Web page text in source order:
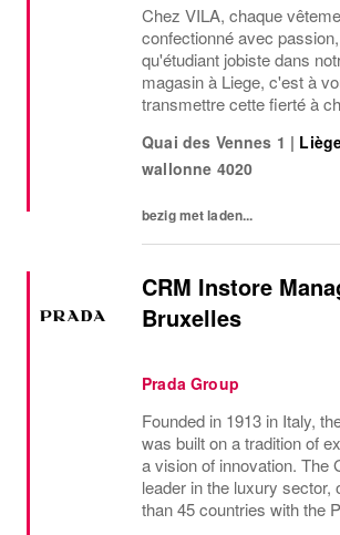
Chez VILA, chaque
confectionné avec
qu'étudiant jobiste dans
magasin à Liege, c'est à
transmettre cette fierté à
cours et, grâce à votre
vous placez chaque...
Quai des Vennes 1 |
wallonne 4020
bezig met laden...
CRM Instore
Bruxelles
Prada Group
Founded in 1913 in Italy,
was built on a tradition of
a vision of innovation. The
leader in the luxury sector,
than 45 countries with the